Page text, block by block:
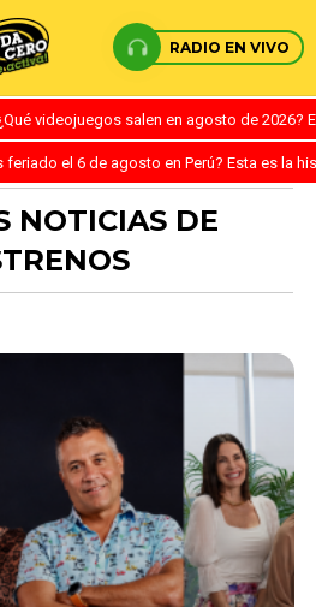
RADIO EN VIVO
videojuegos salen en agosto de
feriado el 6 de agosto en Perú? Esta es la
NOTICIAS DE